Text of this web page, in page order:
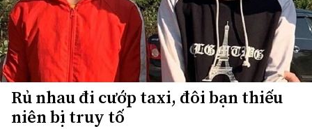
Rủ nhau đi cướp taxi, đôi bạn thiếu
niên bị truy tố